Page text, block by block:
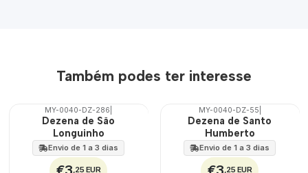
Também podes ter interesse
MY-0040-DZ-286
Dezena de São
Longuinho
Envio de 1 a 3 dias
,25 EUR
🇵🇹
MY-0040-DZ-55
Dezena de Santo
Humberto
Envio de 1 a 3 dias
,25 EUR